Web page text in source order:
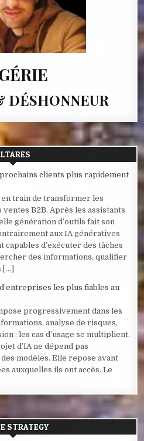
DÉSHONNEUR
clients plus rapidement
train de transformer les
B2B. Après les assistants
génération d’outils fait son
aux IA génératives
capables d’exécuter des tâches
des informations, qualifier
les plus fiables au
progressivement dans les
analyse de risques,
: les cas d’usage se multiplient.
d’IA ne dépend pas
modèles. Elle repose avant
auxquelles ils ont accès. Le
STRATEGY